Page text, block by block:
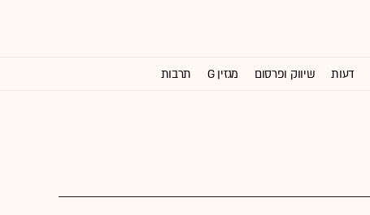
דעות שיווק ופרסום מגזין G תרבות